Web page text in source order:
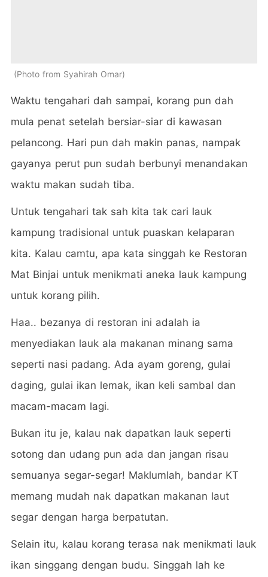
Photo from Syahirah Omar
Waktu tengahari dah sampai, korang pun dah
mula penat setelah bersiar-siar di kawasan
pelancong. Hari pun dah makin panas, nampak
gayanya perut pun sudah berbunyi menandakan
waktu makan sudah tiba.
Untuk tengahari tak sah kita tak cari lauk
kampung tradisional untuk puaskan kelaparan
kita. Kalau camtu, apa kata singgah ke Restoran
Mat Binjai untuk menikmati aneka lauk kampung
untuk korang pilih.
Haa.. bezanya di restoran ini adalah ia
menyediakan lauk ala makanan minang sama
seperti nasi padang. Ada ayam goreng, gulai
daging, gulai ikan lemak, ikan keli sambal dan
macam-macam lagi.
Bukan itu je, kalau nak dapatkan lauk seperti
sotong dan udang pun ada dan jangan risau
semuanya segar-segar! Maklumlah, bandar KT
memang mudah nak dapatkan makanan laut
segar dengan harga berpatutan.
Selain itu, kalau korang terasa nak menikmati lauk
ikan singgang dengan budu. Singgah lah ke